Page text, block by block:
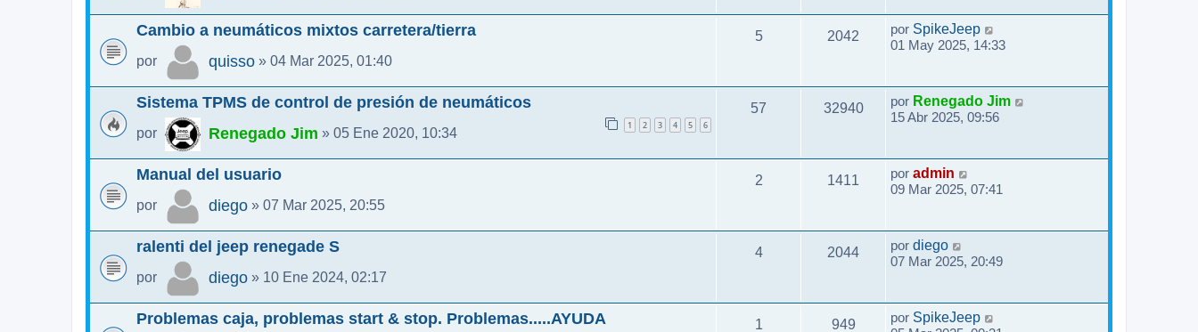
Cambio a neumáticos mixtos carretera/tierra
por quisso » 04 Mar 2025, 01:40
5 2042 por SpikeJeep
01 May 2025, 14:33
Sistema TPMS de control de presión de neumáticos
por Renegado Jim » 05 Ene 2020, 10:34
1 2 3 4 5 6
57 32940 por Renegado Jim
15 Abr 2025, 09:56
Manual del usuario
por diego » 07 Mar 2025, 20:55
2 1411 por admin
09 Mar 2025, 07:41
ralenti del jeep renegade S
por diego » 10 Ene 2024, 02:17
4 2044 por diego
07 Mar 2025, 20:49
Problemas caja, problemas start & stop. Problemas.....AYUDA 1 949 por SpikeJeep